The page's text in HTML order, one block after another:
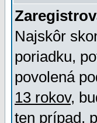
Najskôr
poriadku,
povolená
13 rokov,
ten prípad,